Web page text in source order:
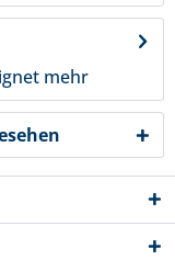
mehr